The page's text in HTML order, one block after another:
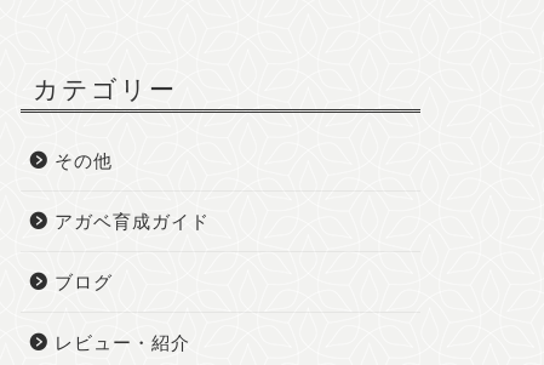
カテゴリー
その他
アガベ育成ガイド
ブログ
レビュー・紹介